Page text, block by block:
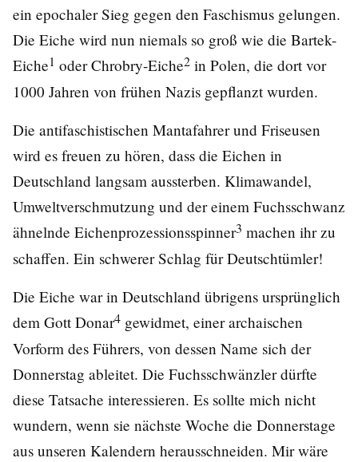
ein epochaler Sieg gegen den Faschismus gelungen.
Die Eiche wird nun niemals so groß wie die Bartek-
Eiche1 oder Chrobry-Eiche2 in Polen, die dort vor
1000 Jahren von frühen Nazis gepflanzt wurden.
Die antifaschistischen Mantafahrer und Friseusen
wird es freuen zu hören, dass die Eichen in
Deutschland langsam aussterben. Klimawandel,
Umweltverschmutzung und der einem Fuchsschwanz
ähnelnde Eichenprozessionsspinner3 machen ihr zu
schaffen. Ein schwerer Schlag für Deutschtümler!
Die Eiche war in Deutschland übrigens ursprünglich
dem Gott Donar4 gewidmet, einer archaischen
Vorform des Führers, von dessen Name sich der
Donnerstag ableitet. Die Fuchsschwänzler dürfte
diese Tatsache interessieren. Es sollte mich nicht
wundern, wenn sie nächste Woche die Donnerstage
aus unseren Kalendern herausschneiden. Mir wäre